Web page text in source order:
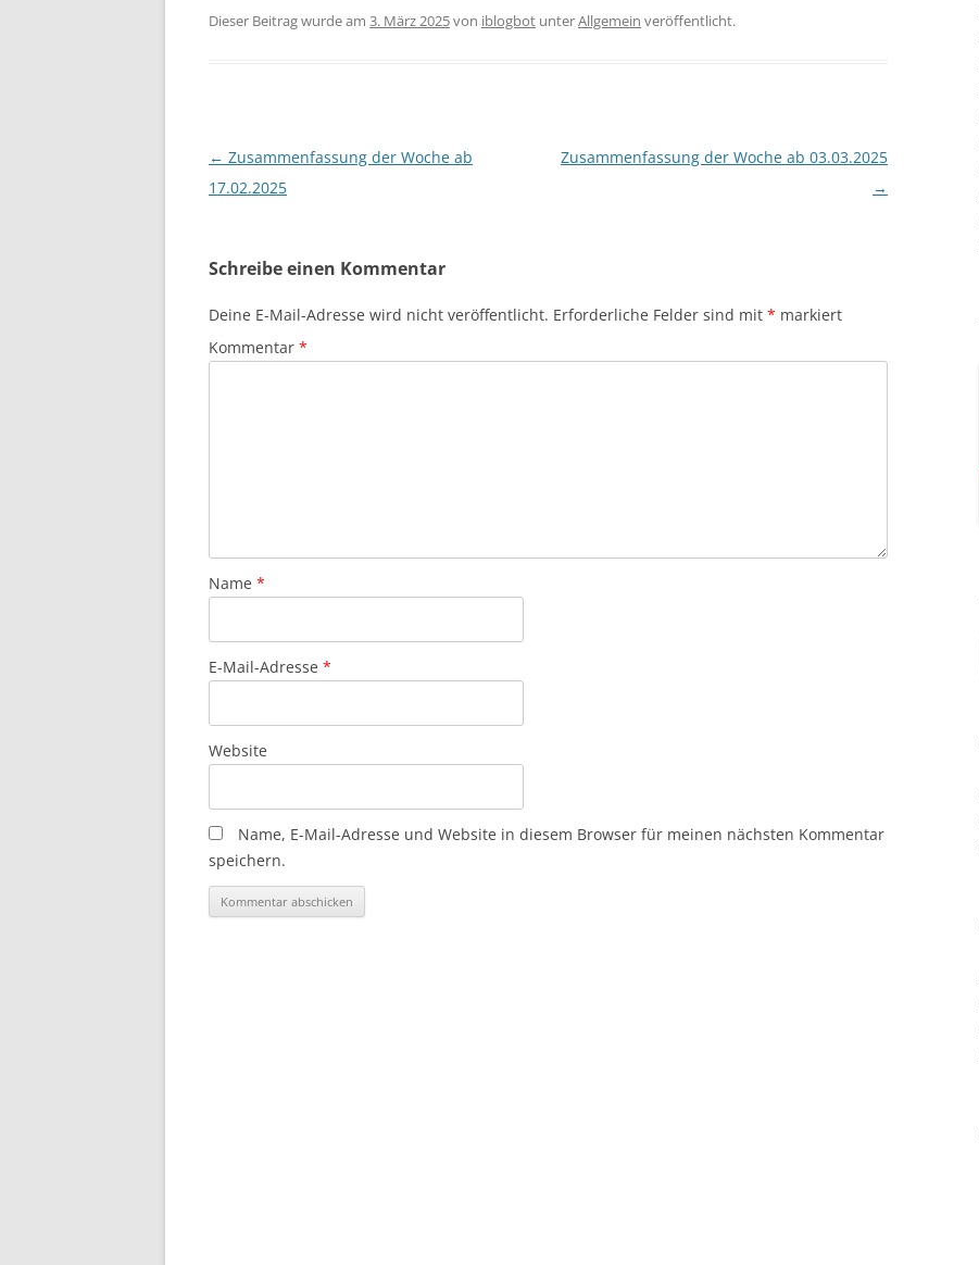
Dieser Beitrag wurde am 3. März 2025von iblogbot unterAllgemein veröffentlicht.
Beitragsnavigation
← Zusammenfassung der Woche ab
17.02.2025
Zusammenfassung der Woche ab 03.03.2025
→
Schreibe einen Kommentar
Deine E-Mail-Adresse wird nicht veröffentlicht. Erforderliche Felder sind mit * markiert
Kommentar *
Name *
E-Mail-Adresse *
Website
Name, E-Mail-Adresse und Website in diesem Browser für meinen nächsten Kommentar
speichern.